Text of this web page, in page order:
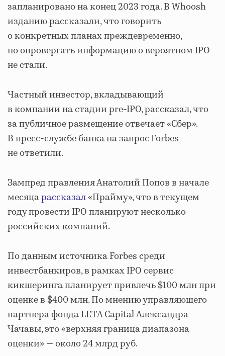
запланировано на конец 2023 года. В Whoosh
изданию рассказали, что говорить
о конкретных планах преждевременно,
но опровергать информацию о вероятном IPO
не стали.
Частный инвестор, вкладывающий
в компании на стадии pre-IPO, рассказал, что
за публичное размещение отвечает «Сбер».
В пресс-службе банка на запрос Forbes
не ответили.
Зампред правления Анатолий Попов в начале
месяцарассказал«Прайму», что в текущем
году провести IPO планируют несколько
российских компаний.
По данным источника Forbes среди
инвестбанкиров, в рамках IPO сервис
кикшеринга планирует привлечь $100 млн при
оценке в $400 млн. По мнению управляющего
партнера фонда LETA Capital Александра
Чачавы, это «верхняя граница диапазона
оценки» — около 24 млрд руб.